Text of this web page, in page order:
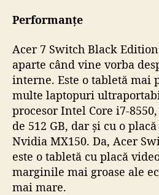
Performanțe
Acer 7 Switch Black
aparte când vine vorba
interne. Este o tabletă mai
multe laptopuri
procesor Intel Core i7-8550,
de 512 GB, dar și cu o
Nvidia MX150. Da, Acer
este o tabletă cu placă
marginile mai groase ale
mai mare.